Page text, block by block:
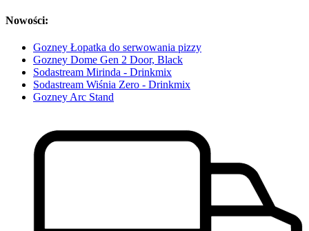
Nowości:
Gozney Łopatka do serwowania pizzy
Gozney Dome Gen 2 Door, Black
Sodastream Mirinda - Drinkmix
Sodastream Wiśnia Zero - Drinkmix
Gozney Arc Stand